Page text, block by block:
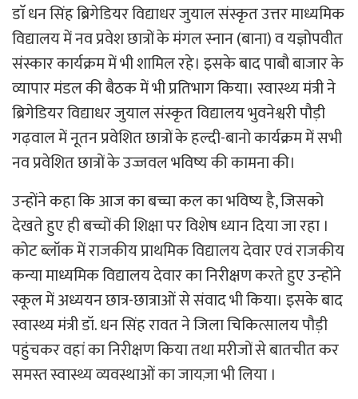
डाॅ धन सिंह ब्रिगेडियर विद्याधर जुयाल संस्कृत उत्तर माध्यमिक
विद्यालय में नव प्रवेश छात्रों के मंगल स्नान (बाना) व यज्ञोपवीत
संस्कार कार्यक्रम में भी शामिल रहे। इसके बाद पाबौ बाजार के
व्यापार मंडल की बैठक में भी प्रतिभाग किया। स्वास्थ्य मंत्री ने
ब्रिगेडियर विद्याधर जुयाल संस्कृत विद्यालय भुवनेश्वरी पौड़ी
गढ़वाल में नूतन प्रवेशित छात्रों के हल्दी-बानो कार्यक्रम में सभी
नव प्रवेशित छात्रों के उज्जवल भविष्य की कामना की।
उन्हाेंने कहा कि आज का बच्चा कल का भविष्य है, जिसको
देखते हुए ही बच्चों की शिक्षा पर विशेष ध्यान दिया जा रहा ।
कोट ब्लॉक में राजकीय प्राथमिक विद्यालय देवार एवं राजकीय
कन्या माध्यमिक विद्यालय देवार का निरीक्षण करते हुए उन्होंने
स्कूल में अध्ययन छात्र-छात्राओं से संवाद भी किया। इसके बाद
स्वास्थ्य मंत्री डॉ. धन सिंह रावत ने जिला चिकित्सालय पौड़ी
पहुंचकर वहां का निरीक्षण किया तथा मरीजों से बातचीत कर
समस्त स्वास्थ्य व्यवस्थाओं का जायज़ा भी लिया ।